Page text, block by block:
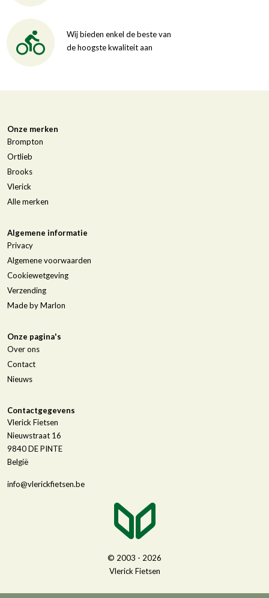
Wij bieden enkel de beste van
de hoogste kwaliteit aan
Onze merken
Brompton
Ortlieb
Brooks
Vlerick
Alle merken
Algemene informatie
Privacy
Algemene voorwaarden
Cookiewetgeving
Verzending
Made by Marlon
Onze pagina's
Over ons
Contact
Nieuws
Contactgegevens
Vlerick Fietsen
Nieuwstraat 16
9840DE PINTE
België
info@vlerickfietsen.be
© 2003 - 2026
Vlerick Fietsen